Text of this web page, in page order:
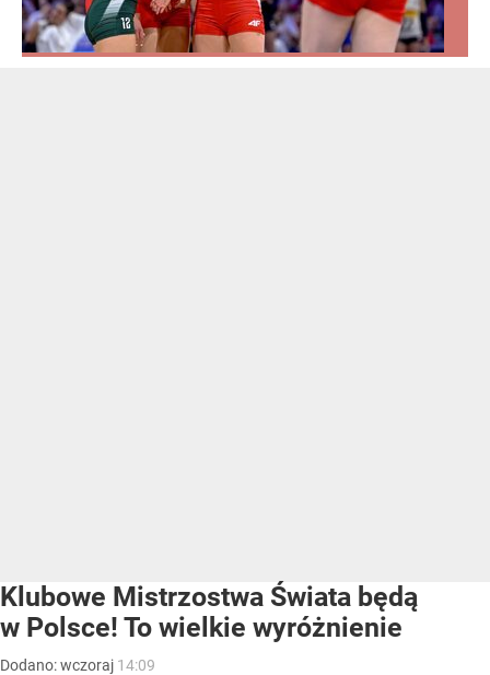
Klubowe Mistrzostwa Świata będą
w Polsce! To wielkie wyróżnienie
Dodano:wczoraj 14:09